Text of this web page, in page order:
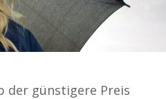
der günstigere Preis